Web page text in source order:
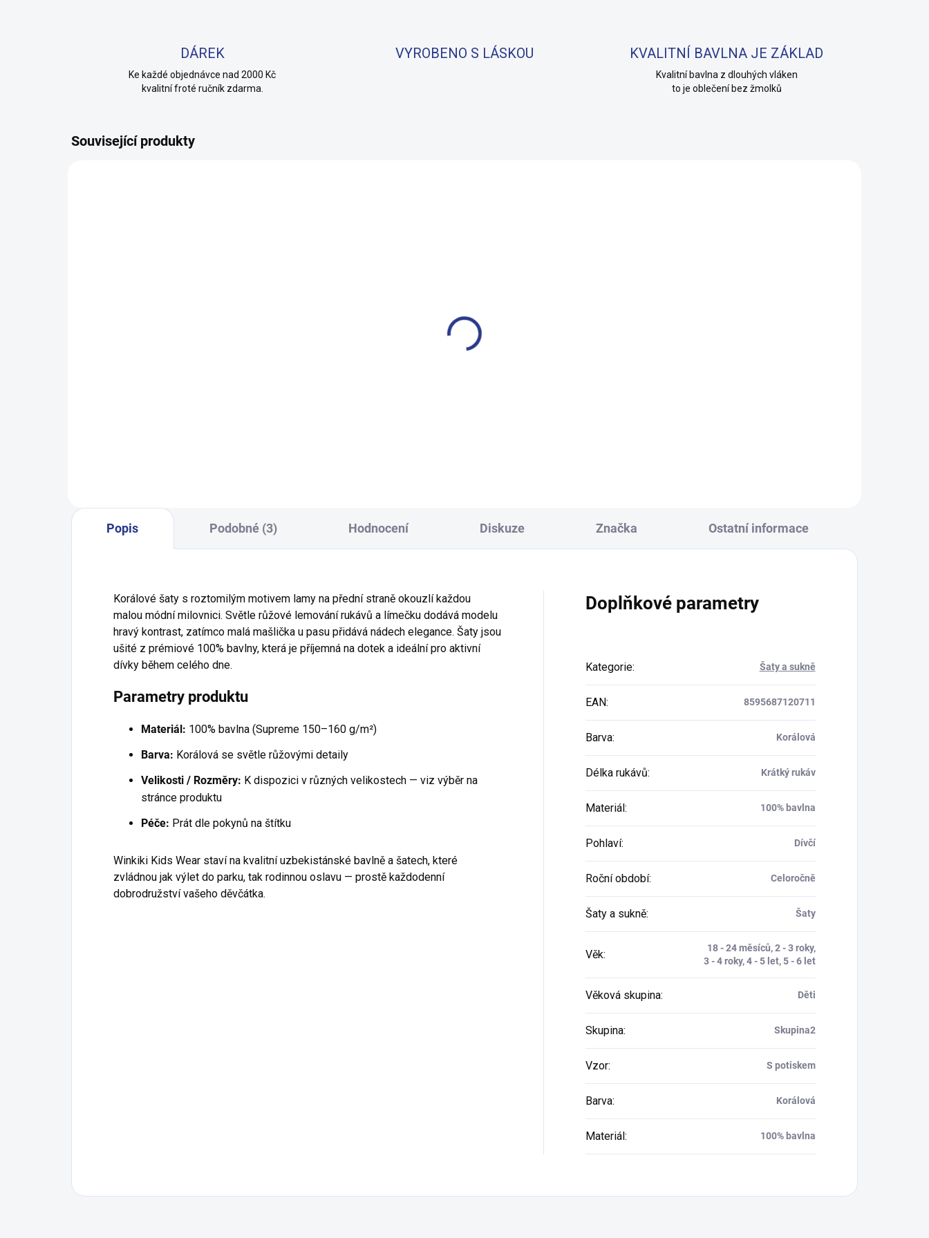
DÁREK
Ke každé objednávce nad 2000 Kč
kvalitní froté ručník zdarma.
VYROBENO S LÁSKOU KVALITNÍ BAVLNA JE ZÁKLAD
Kvalitní bavlna z dlouhých vláken
to je oblečení bez žmolků
Související produkty
Popis Podobné (3) Hodnocení Diskuze Značka Ostatní informace
Korálové šaty s roztomilým motivem lamy na přední straně okouzlí každou
malou módní milovnici. Světle růžové lemování rukávů a límečku dodává modelu
hravý kontrast, zatímco malá mašlička u pasu přidává nádech elegance. Šaty jsou
ušité z prémiové 100% bavlny, která je příjemná na dotek a ideální pro aktivní
dívky během celého dne.
Parametry produktu
Materiál: 100% bavlna (Supreme 150–160 g/m²)
Barva: Korálová se světle růžovými detaily
Velikosti / Rozměry: K dispozici v různých velikostech — viz výběr na
stránce produktu
Péče: Prát dle pokynů na štítku
Winkiki Kids Wear staví na kvalitní uzbekistánské bavlně a šatech, které
zvládnou jak výlet do parku, tak rodinnou oslavu — prostě každodenní
dobrodružství vašeho děvčátka.
Doplňkové parametry
Kategorie: Šaty a sukně
EAN: 8595687120711
Barva: Korálová
Délka rukávů: Krátký rukáv
Materiál: 100% bavlna
Pohlaví: Dívčí
Roční období: Celoročně
Šaty a sukně: Šaty
Věk:
18 - 24 měsíců, 2 - 3 roky,
3 - 4 roky, 4 - 5 let, 5 - 6 let
Věková skupina: Děti
Skupina: Skupina2
Vzor: S potiskem
Barva: Korálová
Materiál: 100% bavlna